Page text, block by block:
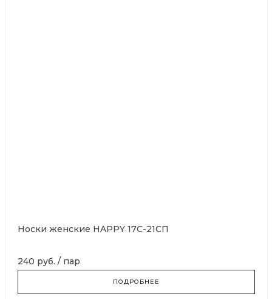
Носки женские HAPPY 17С-21СП
240 руб. / пар
ПОДРОБНЕЕ